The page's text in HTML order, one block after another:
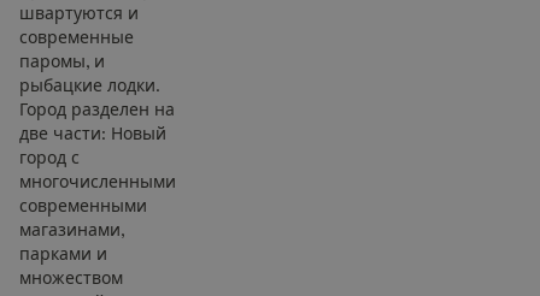
швартуются и
современные
паромы, и
рыбацкие лодки.
Город разделен на
две части: Новый
город с
многочисленными
современными
магазинами,
парками и
множеством